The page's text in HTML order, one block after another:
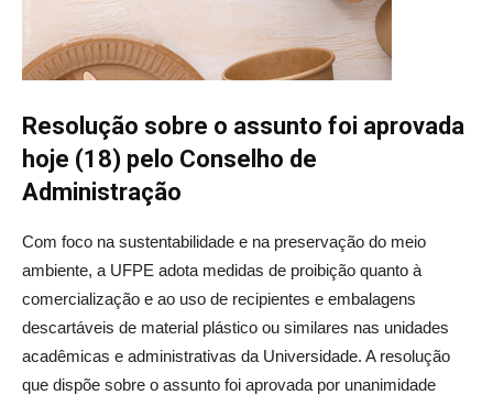
Resolução sobre o assunto foi aprovada
hoje (18) pelo Conselho de
Administração
Com foco na sustentabilidade e na preservação do meio
ambiente, a UFPE adota medidas de proibição quanto à
comercialização e ao uso de recipientes e embalagens
descartáveis de material plástico ou similares nas unidades
acadêmicas e administrativas da Universidade. A resolução
que dispõe sobre o assunto foi aprovada por unanimidade